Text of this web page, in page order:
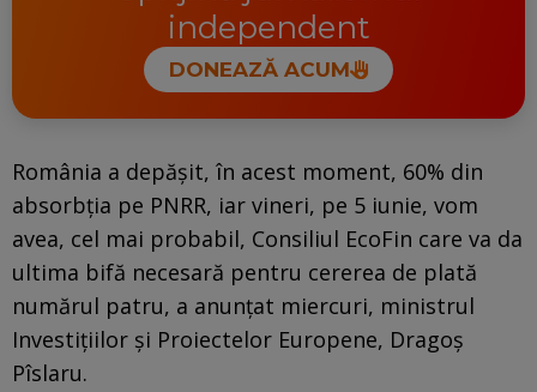
independent
DONEAZĂ ACUM
România a depășit, în acest moment, 60% din
absorbția pe PNRR, iar vineri, pe 5 iunie, vom
avea, cel mai probabil, Consiliul EcoFin care va da
ultima bifă necesară pentru cererea de plată
numărul patru, a anunțat miercuri, ministrul
Investițiilor și Proiectelor Europene, Dragoș
Pîslaru.